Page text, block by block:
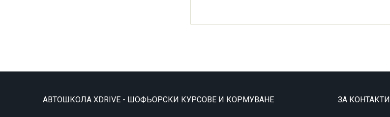
АВТОШКОЛА XDRIVE - ШОФЬОРСКИ КУРСОВЕ И КОРМУВАНЕ ЗА КОНТАКТИ